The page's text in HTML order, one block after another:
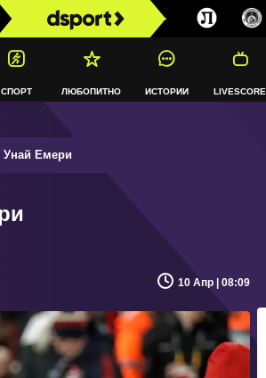
СПОРТ ЛЮБОПИТНО ИСТОРИИ LIVESCORE
Унай Емери
10 Апр | 08:09